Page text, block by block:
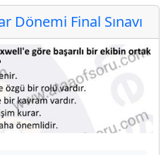
Dönemi Final Sınavı